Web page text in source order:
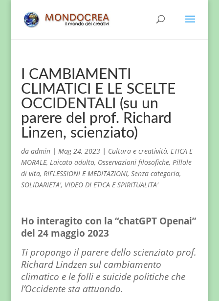
I CAMBIAMENTI
CLIMATICI E LE SCELTE
OCCIDENTALI (su un
parere del prof. Richard
Linzen, scienziato)
da admin| Mag 24, 2023| Cultura e creatività, ETICA E
MORALE, Laicato adulto, Osservazioni filosofiche, Pillole
di vita, RIFLESSIONI E MEDITAZIONI, Senza categoria,
SOLIDARIETA', VIDEO DI ETICA E SPIRITUALITA'
Ho interagito con la “chatGPT Openai”
del 24 maggio 2023
Ti propongo il parere dello scienziato prof.
Richard Lindzen sul cambiamento
climatico e le folli e suicide politiche che
l’Occidente sta attuando.